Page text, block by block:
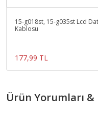
15-g018st, 15-g035st Lcd
Kablosu
177,99 TL
Ürün Yorumları